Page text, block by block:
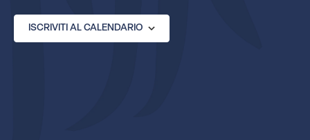
ISCRIVITI AL CALENDARIO